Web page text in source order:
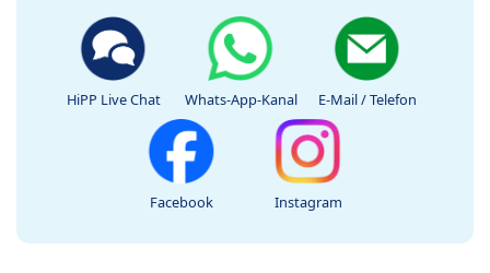
HiPP Live Chat Whats-App-Kanal E-Mail / Telefon
Facebook Instagram